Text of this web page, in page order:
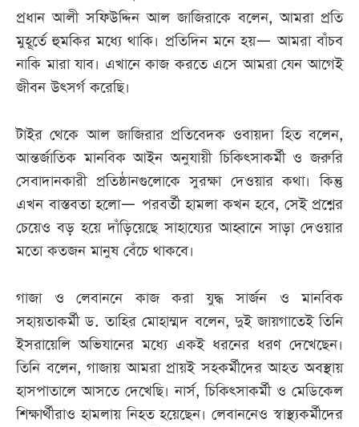
প্রধান আলী সফিউদ্দিন আল জাজিরাকে বলেন, আমরা প্রতি
মুহূর্তে হুমকির মধ্যে থাকি। প্রতিদিন মনে হয়— আমরা বাঁচব
নাকি মারা যাব। এখানে কাজ করতে এসে আমরা যেন আগেই
জীবন উৎসর্গ করেছি।
টাইর থেকে আল জাজিরার প্রতিবেদক ওবায়দা হিত বলেন,
আন্তর্জাতিক মানবিক আইন অনুযায়ী চিকিৎসাকর্মী ও জরুরি
সেবাদানকারী প্রতিষ্ঠানগুলোকে সুরক্ষা দেওয়ার কথা। কিন্তু
এখন বাস্তবতা হলো— পরবর্তী হামলা কখন হবে, সেই প্রশ্নের
চেয়েও বড় হয়ে দাঁড়িয়েছে সাহায্যের আহ্বানে সাড়া দেওয়ার
মতো কতজন মানুষ বেঁচে থাকবে।
গাজা ও লেবাননে কাজ করা যুদ্ধ সার্জন ও মানবিক
সহায়তাকর্মী ড. তাহির মোহাম্মদ বলেন, দুই জায়গাতেই তিনি
ইসরায়েলি অভিযানের মধ্যে একই ধরনের ধরণ দেখেছেন।
তিনি বলেন, গাজায় আমরা প্রায়ই সহকর্মীদের আহত অবস্থায়
হাসপাতালে আসতে দেখেছি। নার্স, চিকিৎসাকর্মী ও মেডিকেল
শিক্ষার্থীরাও হামলায় নিহত হয়েছেন। লেবাননেও স্বাস্থ্যকর্মীদের